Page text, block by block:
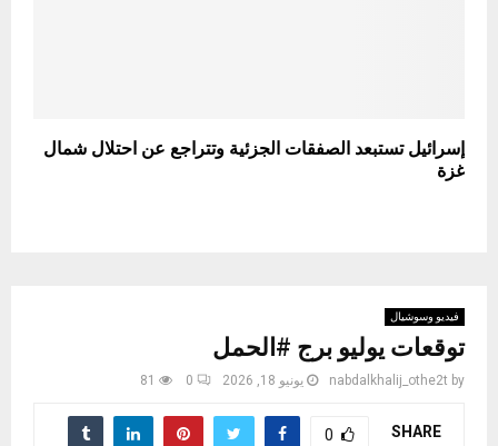
إسرائيل تستبعد الصفقات الجزئية وتتراجع عن احتلال شمال
غزة
فيديو وسوشيال
توقعات يوليو برج #الحمل
by
nabdalkhalij_othe2t يونيو 18, 2026 0
81
SHARE
0